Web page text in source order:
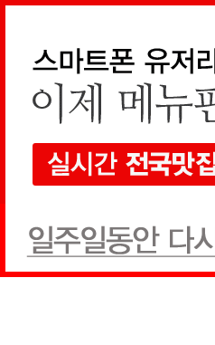
현재 지도에서 검색
음식점1개 검색
전체 상호순 추천글순 쿠폰순
(010) 7567-1211
추천글 0 쿠폰0